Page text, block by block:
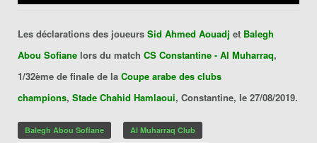
Les déclarations des joueurs Sid Ahmed Aouadj et Balegh
Abou Sofiane lors du match CS Constantine - Al Muharraq,
1/32ème de finale de la Coupe arabe des clubs
champions, Stade Chahid Hamlaoui, Constantine, le 27/08/2019.
Balegh Abou Sofiane
Al Muharraq Club